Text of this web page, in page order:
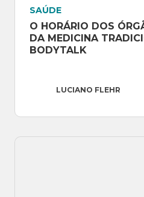
SAÚDE
O HORÁRIO DOS
DA MEDICINA
BODYTALK
LUCIANO FLEHR